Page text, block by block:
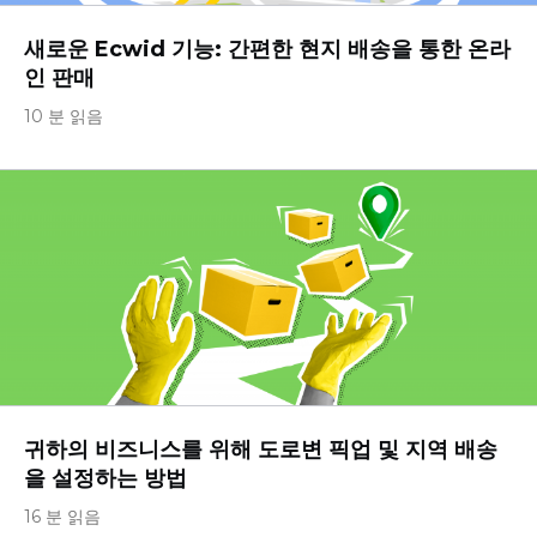
새로운 Ecwid 기능: 간편한 현지 배송을 통한 온라
인 판매
10 분 읽음
귀하의 비즈니스를 위해 도로변 픽업 및 지역 배송
을 설정하는 방법
16 분 읽음